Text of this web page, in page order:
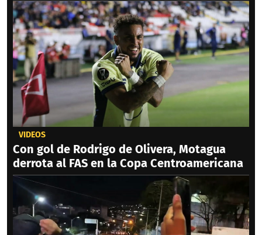
VIDEOS
Con gol de Rodrigo de Olivera, Motagua
derrota al FAS en la Copa Centroamericana